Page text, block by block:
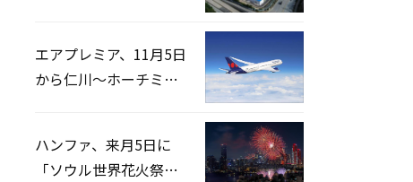
エアプレミア、11月5日
から仁川〜ホーチミン
ハンファ、来月5日に
「ソウル世界花火祭り